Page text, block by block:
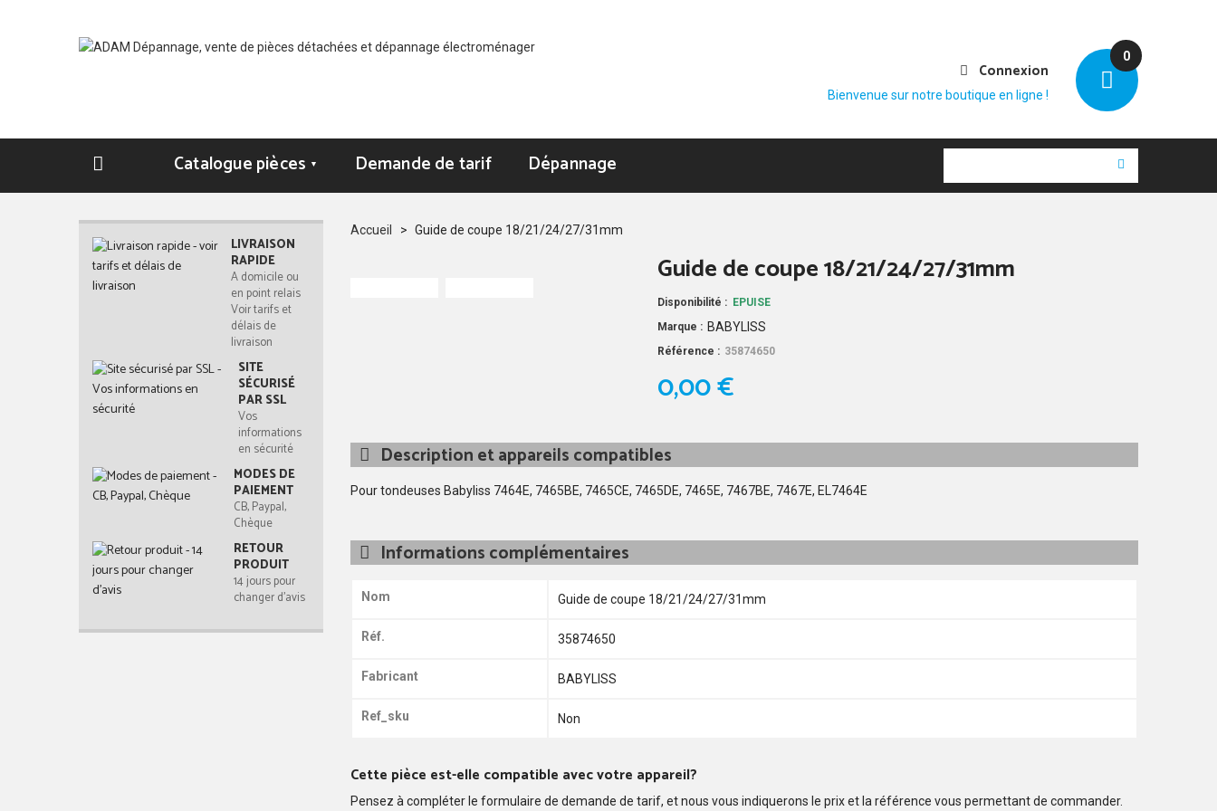
0
Connexion
Bienvenue sur notre boutique en ligne !
Catalogue pièces ▼ Demande de tarif Dépannage
Accueil > Guide de coupe 18/21/24/27/31mm
Guide de coupe 18/21/24/27/31mm
Disponibilité : EPUISE
Marque : BABYLISS
Référence : 35874650
0,00 €
Description et appareils compatibles
Pour tondeuses Babyliss 7464E, 7465BE, 7465CE, 7465DE, 7465E, 7467BE, 7467E, EL7464E
Informations complémentaires
Nom Guide de coupe 18/21/24/27/31mm
Réf. 35874650
Fabricant BABYLISS
Ref_sku Non
Cette pièce est-elle compatible avec votre appareil?
Pensez à compléter le formulaire de demande de tarif, et nous vous indiquerons le prix et la référence vous permettant de commander.
LIVRAISON
RAPIDE
A domicile ou
en point relais
Voir tarifs et
délais de
livraison
SITE
SÉCURISÉ
PAR SSL
Vos
informations
en sécurité
MODES DE
PAIEMENT
CB, Paypal,
Chèque
RETOUR
PRODUIT
14 jours pour
changer d'avis